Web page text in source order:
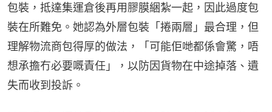
包裝，抵達集運倉後再用膠膜綑紮一起，因此過度包
裝在所難免。她認為外層包裝「捲兩層」最合理，但
理解物流商包得厚的做法，「可能佢哋都係會驚，唔
想承擔冇必要嘅責任」，以防因貨物在中途掉落、遺
失而收到投訴。